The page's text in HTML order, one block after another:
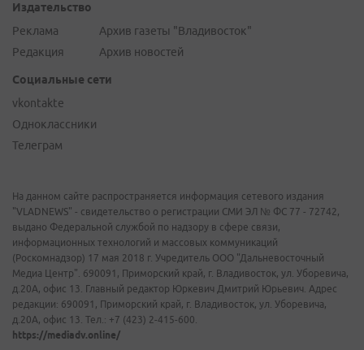
Издательство
Реклама
Редакция
Архив газеты "Владивосток"
Архив новостей
Социальные сети
vkontakte
Одноклассники
Телеграм
На данном сайте распространяется информация сетевого издания
"VLADNEWS" - свидетельство о регистрации СМИ ЭЛ № ФС 77 - 72742,
выдано Федеральной службой по надзору в сфере связи,
информационных технологий и массовых коммуникаций
(Роскомнадзор) 17 мая 2018 г. Учредитель ООО "Дальневосточный
Медиа Центр". 690091, Приморский край, г. Владивосток, ул. Уборевича,
д.20А, офис 13. Главный редактор Юркевич Дмитрий Юрьевич. Адрес
редакции: 690091, Приморский край, г. Владивосток, ул. Уборевича,
д.20А, офис 13. Тел.: +7 (423) 2-415-600.
https://mediadv.online/